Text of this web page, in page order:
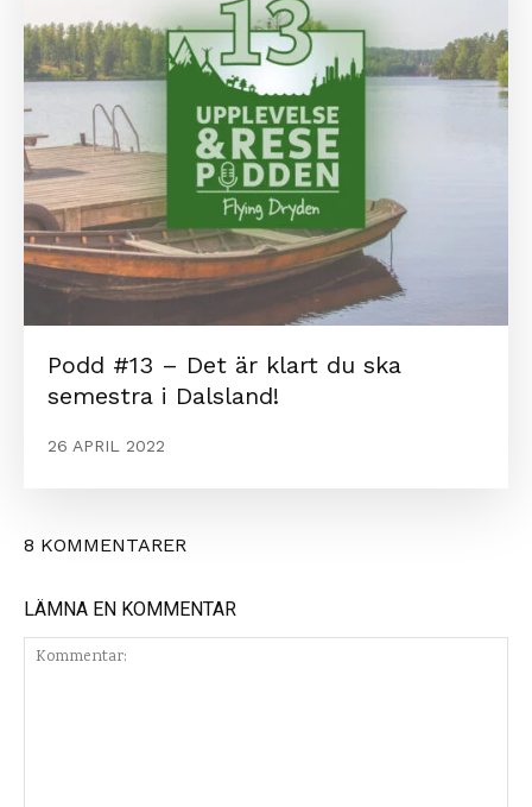
Podd #13 – Det är klart du ska
semestra i Dalsland!
26 APRIL 2022
8 KOMMENTARER
LÄMNA EN KOMMENTAR